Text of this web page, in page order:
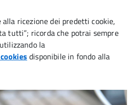
ricezione dei predetti cookie,
tutti”; ricorda che potrai sempre
la
disponibile in fondo alla